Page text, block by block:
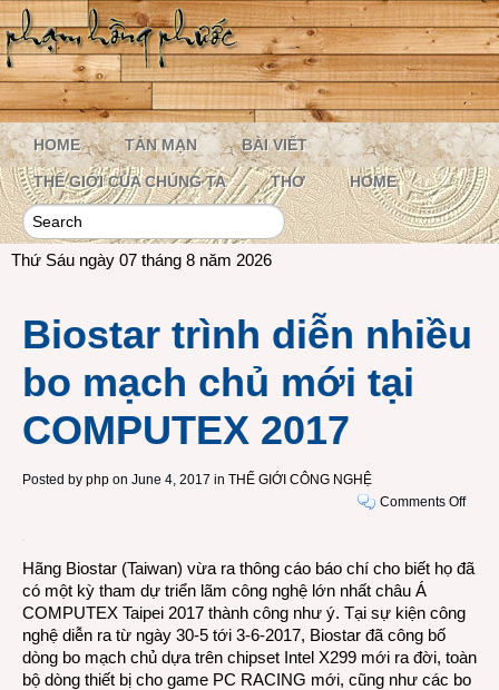
HOME TẢN MẠN BÀI VIẾT
THẾ GIỚI CỦA CHÚNG TA THƠ HOME
Thứ Sáu ngày 07 tháng 8 năm 2026
Biostar trình diễn nhiều
bo mạch chủ mới tại
COMPUTEX 2017
Posted by php on June 4, 2017 in THẾ GIỚI CÔNG NGHỆ
Comments Offon
diễn
bo
chủ
mới
Hãng Biostar (Taiwan) vừa ra thông cáo báo chí cho biết họ đã
có một kỳ tham dự triển lãm công nghệ lớn nhất châu Á
COMPUTEX Taipei 2017 thành công như ý. Tại sự kiện công
nghệ diễn ra từ ngày 30-5 tới 3-6-2017, Biostar đã công bố
dòng bo mạch chủ dựa trên chipset Intel X299 mới ra đời, toàn
bộ dòng thiết bị cho game PC RACING mới, cũng như các bo